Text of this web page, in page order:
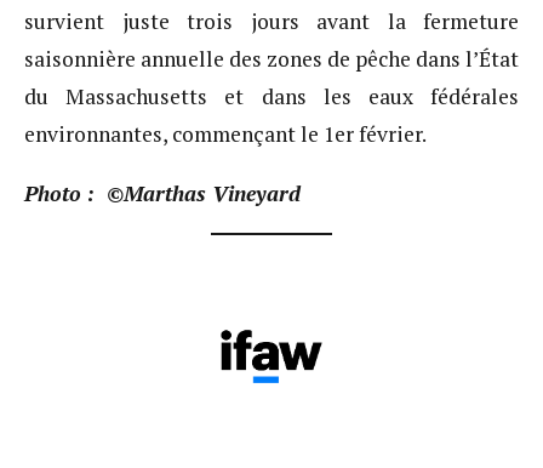
survient juste trois jours avant la fermeture
saisonnière annuelle des zones de pêche dans l’État
du Massachusetts et dans les eaux fédérales
environnantes, commençant le 1er février.
Photo : ©Marthas Vineyard